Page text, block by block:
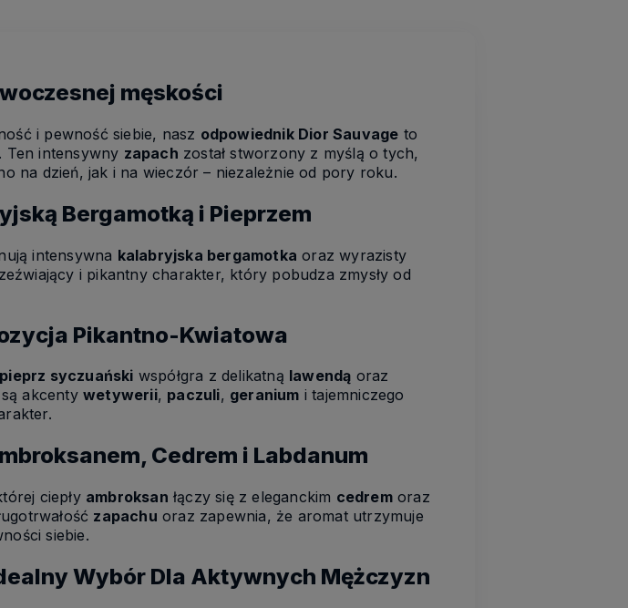
męskości
i pewność siebie, nasz odpowiednik Dior Sauvage to
Ten intensywny zapach został stworzony z myślą o tych,
na dzień, jak i na wieczór – niezależnie od pory roku.
Bergamotką i Pieprzem
intensywna kalabryjska bergamotka oraz wyrazisty
i pikantny charakter, który pobudza zmysły od
Pikantno-Kwiatowa
pieprz syczuański współgra z delikatną lawendą oraz
są akcentywetywerii, paczuli, geranium i tajemniczego
Cedrem i Labdanum
ciepły ambroksan łączy się z eleganckim cedremoraz
zapachu oraz zapewnia, że aromat utrzymuje
siebie.
Wybór Dla Aktywnych Mężczyzn